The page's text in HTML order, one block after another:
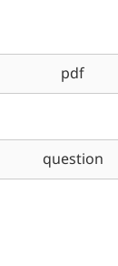
pdf
question